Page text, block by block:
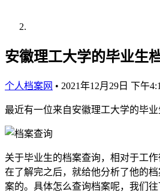
安徽理工大学的毕业生
个人档案网 • 2021年12月29日 下午
最近有一位来自安徽理工大学的毕
关于毕业生的档案查询，相对于工
在了解完之后，就给他分析了他的
案的。具体怎么查询档案呢，我们往